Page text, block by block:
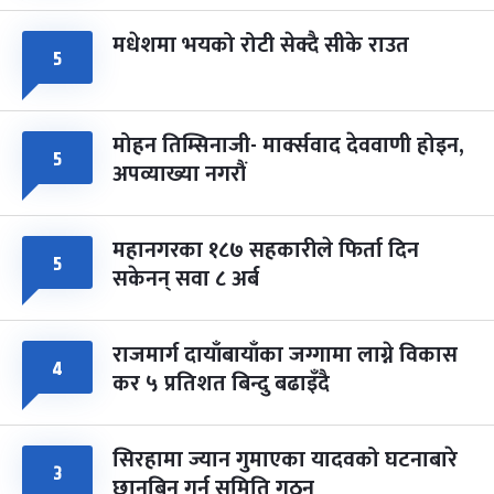
५ मधेशमा भयको रोटी सेक्दै सीके राउत
५ मोहन तिम्सिनाजी- मार्क्सवाद देववाणी होइन,
अपव्याख्या नगरौं
५ महानगरका १८७ सहकारीले फिर्ता दिन
सकेनन् सवा ८ अर्ब
४ राजमार्ग दायाँबायाँका जग्गामा लाग्ने विकास
कर ५ प्रतिशत बिन्दु बढाइँदै
३ सिरहामा ज्यान गुमाएका यादवको घटनाबारे